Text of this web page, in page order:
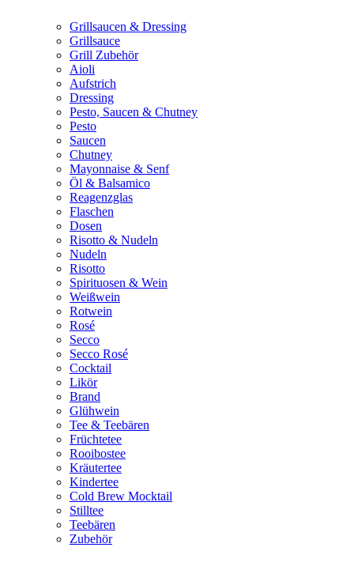
Grillsaucen & Dressing
Grillsauce
Grill Zubehör
Aioli
Aufstrich
Dressing
Pesto, Saucen & Chutney
Pesto
Saucen
Chutney
Mayonnaise & Senf
Öl & Balsamico
Reagenzglas
Flaschen
Dosen
Risotto & Nudeln
Nudeln
Risotto
Spirituosen & Wein
Weißwein
Rotwein
Rosé
Secco
Secco Rosé
Cocktail
Likör
Brand
Glühwein
Tee & Teebären
Früchtetee
Rooibostee
Kräutertee
Kindertee
Cold Brew Mocktail
Stilltee
Teebären
Zubehör